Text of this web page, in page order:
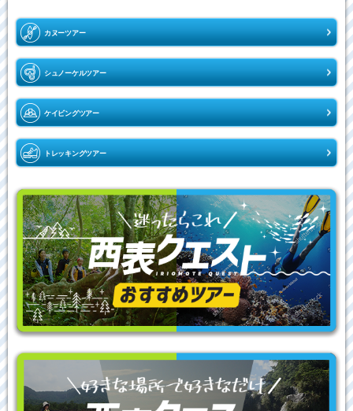
カヌーツアー
シュノーケルツアー
ケイビングツアー
トレッキングツアー